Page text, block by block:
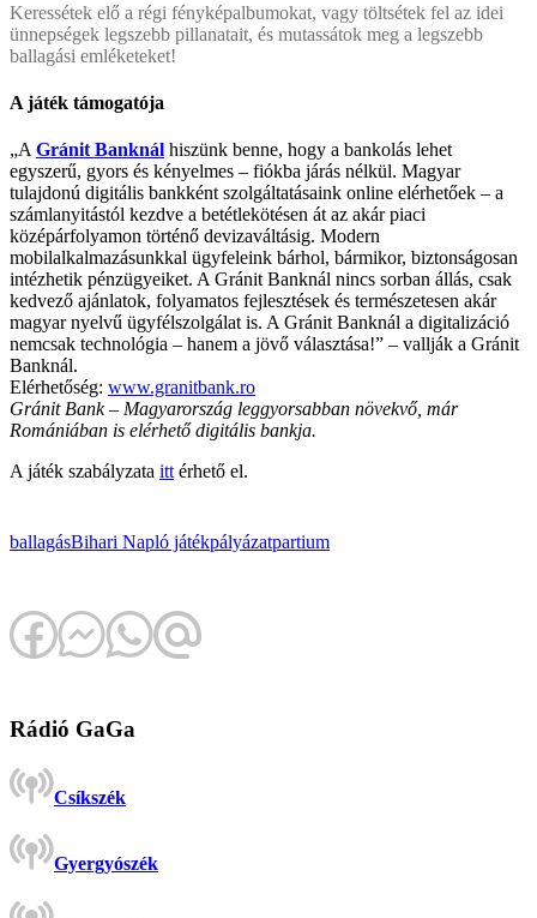
Keressétek elő a régi fényképalbumokat, vagy töltsétek fel az idei
ünnepségek legszebb pillanatait, és mutassátok meg a legszebb
ballagási emléketeket!
A játék támogatója
„A Gránit Banknál hiszünk benne, hogy a bankolás lehet
egyszerű, gyors és kényelmes – fiókba járás nélkül. Magyar
tulajdonú digitális bankként szolgáltatásaink online elérhetőek – a
számlanyitástól kezdve a betétlekötésen át az akár piaci
középárfolyamon történő devizaváltásig. Modern
mobilalkalmazásunkkal ügyfeleink bárhol, bármikor, biztonságosan
intézhetik pénzügyeiket. A Gránit Banknál nincs sorban állás, csak
kedvező ajánlatok, folyamatos fejlesztések és természetesen akár
magyar nyelvű ügyfélszolgálat is. A Gránit Banknál a digitalizáció
nemcsak technológia – hanem a jövő választása!” – vallják a Gránit
Banknál.
Elérhetőség: www.granitbank.ro
Gránit Bank – Magyarország leggyorsabban növekvő, már
Romániában is elérhető digitális bankja.
A játék szabályzata itt érhető el.
ballagásBihari Napló játékpályázatpartium
Rádió GaGa
Csíkszék
Gyergyószék